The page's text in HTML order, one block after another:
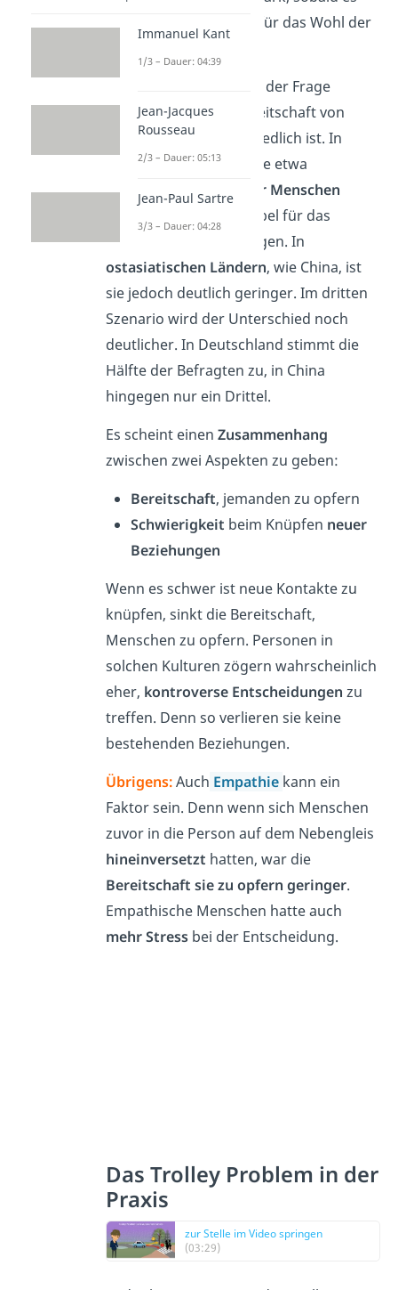
um eine aktive Tötung für das Wohl der
Eine Studie hat sich mit der Frage
beschäftigt, ob die Bereitschaft von
Land zu Land unterschiedlich ist. In
westlichen Ländern
, wie etwa
Deutschland, sind
mehr Menschen
, den Weichenhebel für das
Allgemeinwohl umzulegen. In
ostasiatischen Ländern, wie China, ist
sie jedoch deutlich geringer. Im dritten
Szenario wird der Unterschied noch
deutlicher. In Deutschland stimmt die
Hälfte der Befragten zu, in China
hingegen nur ein Drittel.
Es scheint einen Zusammenhang
zwischen zwei Aspekten zu geben:
Bereitschaft, jemanden zu opfern
Schwierigkeit beim Knüpfen neuer
Beziehungen
Wenn es schwer ist neue Kontakte zu
knüpfen, sinkt die Bereitschaft,
Menschen zu opfern. Personen in
solchen Kulturen zögern wahrscheinlich
eher, kontroverse Entscheidungen zu
treffen. Denn so verlieren sie keine
bestehenden Beziehungen.
Übrigens:Auch Empathie kann ein
Faktor sein. Denn wenn sich Menschen
zuvor in die Person auf dem Nebengleis
hineinversetzt hatten, war die
Bereitschaft sie zu opfern geringer.
Empathische Menschen hatte auch
mehr Stressbei der Entscheidung.
Das Trolley Problem in der
Praxis
zur Stelle im Video springen
(03:29)
Immanuel Kant
1/3 – Dauer: 04:39
Jean-Jacques
Rousseau
2/3 – Dauer: 05:13
Jean-Paul Sartre
3/3 – Dauer: 04:28